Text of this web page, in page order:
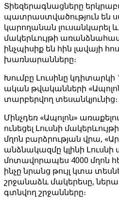
Տիեզերագնացները
պատրաստվածություն են
կարողանան լուսանկարել
մակերևույթի
ինչպիսիք են հին լավայի
խառնարանները։
Խումբը Լուսինը կդիտարկի
ական թվականների
տարբերվող տեսանկյունից։
Մինչդեռ «Ապոլոն»
ունեցել Լուսնի
մղոն բարձրության վրա,
անձնակազմը կլինի
մոտավորապես 4000 մղոն
ինչը նրանց թույլ կտա
շրջանաձև մակերեսը,
գտնվող շրջանները։